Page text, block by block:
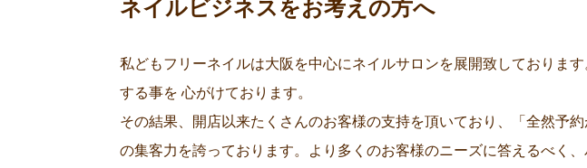
ネイルビジネスをお考えの方へ
私どもフリーネイルは大阪を中心にネイルサロンを展開致しておりま
する事を 心がけております。
その結果、開店以来たくさんのお客様の支持を頂いており、「全然予
の集客力を誇っております。より多くのお客様のニーズに答えるべく